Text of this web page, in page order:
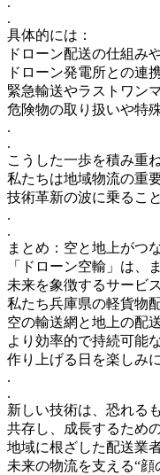
.
具体的には：
ドローン配送の仕組み
ドローン発電所との連
緊急輸送やラストワン
危険物の取り扱いや特
.
.
こうした一歩を積み重
私たちは地域物流の重
技術革新の波に乗るこ
.
.
まとめ：空と地上がつ
「ドローン空輸」は、
未来を象徴するサービ
私たち兵庫県の軽貨物
空の輸送網と地上の配
より効率的で持続可能
作り上げる日を楽しみ
.
.
新しい技術は、恐れる
共存し、成長するため
地域に根ざした配送業
未来の物流を支える“顔